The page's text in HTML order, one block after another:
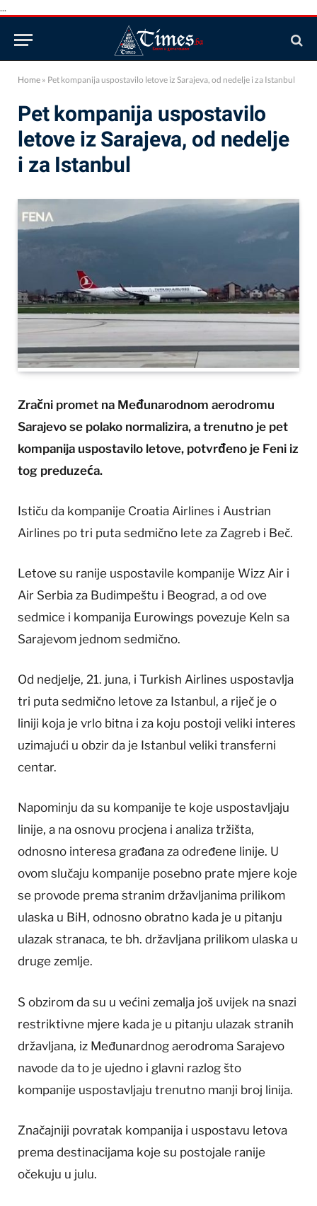
...
Home » Pet kompanija uspostavilo letove iz Sarajeva, od nedelje i za Istanbul
Pet kompanija uspostavilo
letove iz Sarajeva, od nedelje
i za Istanbul
Zračni promet na Međunarodnom aerodromu
Sarajevo se polako normalizira, a trenutno je pet
kompanija uspostavilo letove, potvrđeno je Feni iz
tog preduzeća.
Ističu da kompanije Croatia Airlines i Austrian
Airlines po tri puta sedmično lete za Zagreb i Beč.
Letove su ranije uspostavile kompanije Wizz Air i
Air Serbia za Budimpeštu i Beograd, a od ove
sedmice i kompanija Eurowings povezuje Keln sa
Sarajevom jednom sedmično.
Od nedjelje, 21. juna, i Turkish Airlines uspostavlja
tri puta sedmično letove za Istanbul, a riječ je o
liniji koja je vrlo bitna i za koju postoji veliki interes
uzimajući u obzir da je Istanbul veliki transferni
centar.
Napominju da su kompanije te koje uspostavljaju
linije, a na osnovu procjena i analiza tržišta,
odnosno interesa građana za određene linije. U
ovom slučaju kompanije posebno prate mjere koje
se provode prema stranim državljanima prilikom
ulaska u BiH, odnosno obratno kada je u pitanju
ulazak stranaca, te bh. državljana prilikom ulaska u
druge zemlje.
S obzirom da su u većini zemalja još uvijek na snazi
restriktivne mjere kada je u pitanju ulazak stranih
državljana, iz Međunardnog aerodroma Sarajevo
navode da to je ujedno i glavni razlog što
kompanije uspostavljaju trenutno manji broj linija.
Značajniji povratak kompanija i uspostavu letova
prema destinacijama koje su postojale ranije
očekuju u julu.